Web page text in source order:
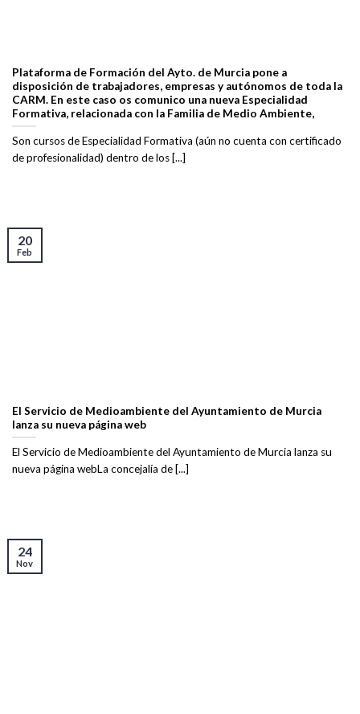
Plataforma de Formación del Ayto. de Murcia pone a
disposición de trabajadores, empresas y autónomos de toda la
CARM. En este caso os comunico una nueva Especialidad
Formativa, relacionada con la Familia de Medio Ambiente,
Son cursos de Especialidad Formativa (aún no cuenta con certificado
de profesionalidad) dentro de los [...]
El Servicio de Medioambiente del Ayuntamiento de Murcia
lanza su nueva página web
El Servicio de Medioambiente del Ayuntamiento de Murcia lanza su
nueva página webLa concejalía de [...]
20
Feb
24
Nov